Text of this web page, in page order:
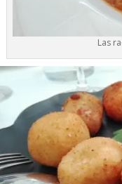
Las